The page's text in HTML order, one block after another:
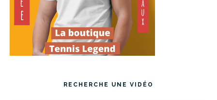
RECHERCHE UNE VIDÉO